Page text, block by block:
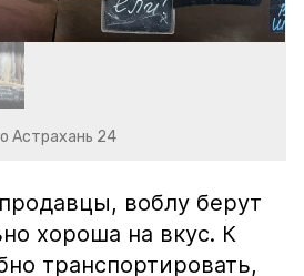
Астрахань 24
воблу берут
хороша на вкус. К
транспортировать,